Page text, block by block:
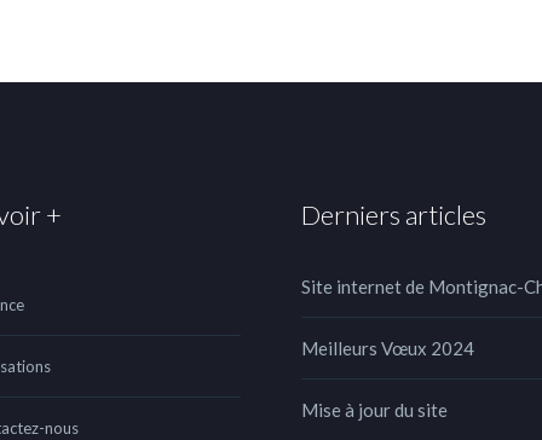
+
nous
Derniers articles
Site internet de Montignac-
Meilleurs Vœux 2024
Mise à jour du site